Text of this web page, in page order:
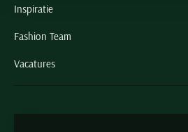
Inspiratie
Fashion Team
Vacatures